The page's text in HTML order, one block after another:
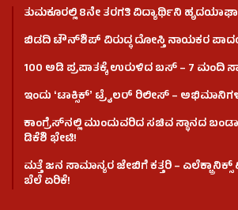
ತುಮಕೂರಲ್ಲಿ 8ನೇ ತರಗತಿ ವಿದ್ಯಾರ್ಥಿನಿ
ಬಿಡದಿ ಟೌನ್‌ಶಿಪ್‌ ವಿರುದ್ಧ ದೋಸ್ತಿ ನಾಯಕರ
100 ಅಡಿ ಪ್ರಪಾತಕ್ಕೆ ಉರುಳಿದ ಬಸ್‌ – 7 ಮಂದಿ
ಇಂದು ʻಟಾಕ್ಸಿಕ್ʼ ಟ್ರೈಲರ್ ರಿಲೀಸ್‌ –
ಕಾಂಗ್ರೆಸ್​ನಲ್ಲಿ ಮುಂದುವರಿದ ಸಚಿವ ಸ್ಥಾನದ
ಡಿಕೆಶಿ ಭೇಟಿ!
ಮತ್ತೆ ಜನ ಸಾಮಾನ್ಯರ ಜೇಬಿಗೆ ಕತ್ತರಿ –
ಬೆಲೆ ಏರಿಕೆ!